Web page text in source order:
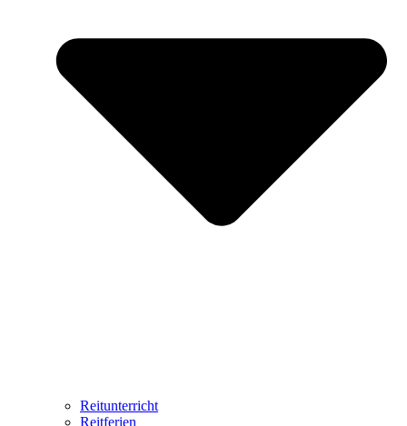
Reitunterricht
Reitferien